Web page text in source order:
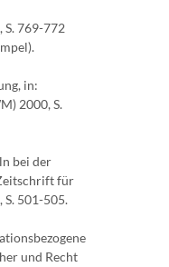
769-772
in:
2000, S.
bei der
für
501-505.
und Recht